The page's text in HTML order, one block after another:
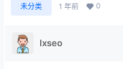
未分类 1 年前 0
lxseo